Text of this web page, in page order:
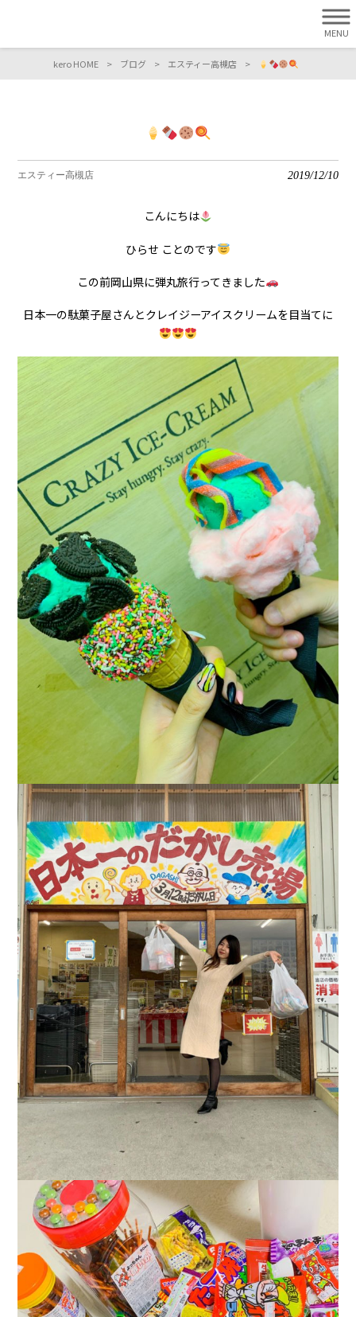
MENU
kero HOME > ブログ > エスティー高槻店 >
エスティー高槻店 2019/12/10
こんにちは
ひらせ ことのです
この前岡山県に弾丸旅行ってきました
日本一の駄菓子屋さんとクレイジーアイスクリームを目当てに